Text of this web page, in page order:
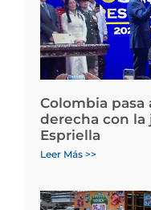
Colombia pasa
derecha con la
Espriella
Leer Más >>